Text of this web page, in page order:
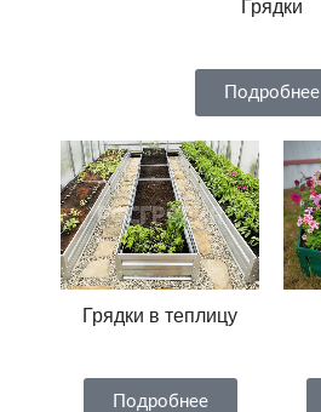
Грядки
Подробнее
Грядки в теплицу
Подробнее